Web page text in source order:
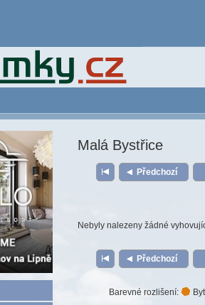
Malá Bystřice
Předchozí
Nebyly nalezeny žádné
Předchozí
Barevné rozlišení: